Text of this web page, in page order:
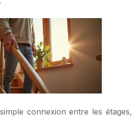
connexion entre les étages,